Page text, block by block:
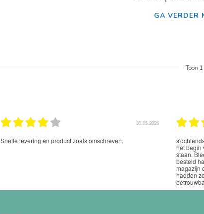
GA VERDER
Toon 1
30.05.2026
Snelle levering en product zoals omschreven.
het begin
staan.
besteld
magazijn
hadden